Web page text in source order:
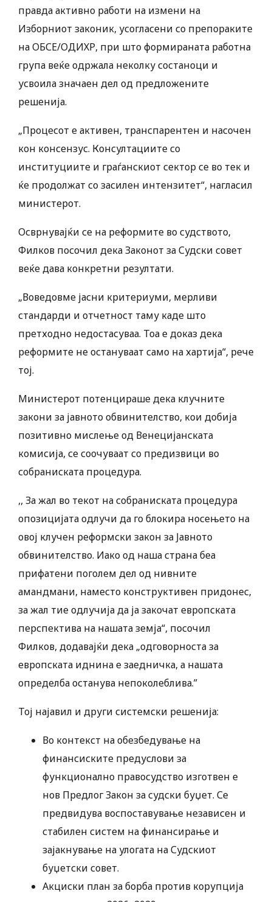
правда активно работи на измени на
Изборниот законик, усогласени со препораките
на ОБСЕ/ОДИХР, при што формираната работна
група веќе одржала неколку состаноци и
усвоила значаен дел од предложените
решенија.
„Процесот е активен, транспарентен и насочен
кон консензус. Консултациите со
институциите и граѓанскиот сектор се во тек и
ќе продолжат со засилен интензитет“, нагласил
министерот.
Осврнувајќи се на реформите во судството,
Филков посочил дека Законот за Судски совет
веќе дава конкретни резултати.
„Воведовме јасни критериуми, мерливи
стандарди и отчетност таму каде што
претходно недостасуваа. Тоа е доказ дека
реформите не остануваат само на хартија“, рече
тој.
Министерот потенцираше дека клучните
закони за јавното обвинителство, кои добија
позитивно мислење од Венецијанската
комисија, се соочуваат со предизвици во
собраниската процедура.
,, За жал во текот на собраниската процедура
опозицијата одлучи да го блокира носењето на
овој клучен реформски закон за Јавното
обвинителство. Иако од наша страна беа
прифатени поголем дел од нивните
амандмани, наместо конструктивен придонес,
за жал тие одлучија да ја закочат европската
перспектива на нашата земја“, посочил
Филков, додавајќи дека „одговорноста за
европската иднина е заедничка, а нашата
определба останува непоколеблива.”
Тој најавил и други системски решенија:
Во контекст на обезбедување на
финансиските предуслови за
функционално правосудство изготвен е
нов Предлог Закон за судски буџет. Се
предвидува воспоставување независен и
стабилен систем на финансирање и
зајакнување на улогата на Судскиот
буџетски совет.
Акциски план за борба против корупција